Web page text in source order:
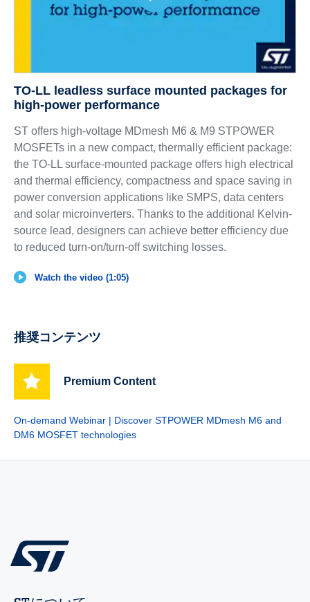
TO-LL leadless surface mounted packages for
high-power performance
ST offers high-voltage MDmesh M6 & M9 STPOWER
MOSFETs in a new compact, thermally efficient package:
the TO-LL surface-mounted package offers high electrical
and thermal efficiency, compactness and space saving in
power conversion applications like SMPS, data centers
and solar microinverters. Thanks to the additional Kelvin-
source lead, designers can achieve better efficiency due
to reduced turn-on/turn-off switching losses.
Watch the video (1:05)
推奨コンテンツ
Premium Content
On-demand Webinar | Discover STPOWER MDmesh M6 and
DM6 MOSFET technologies